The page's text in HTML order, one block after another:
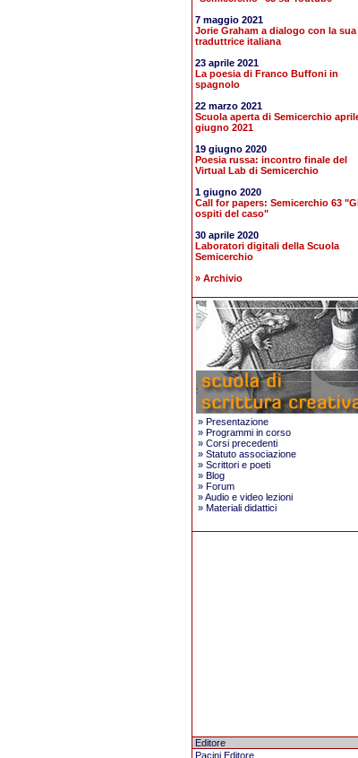
7 maggio 2021
Jorie Graham a dialogo con la sua
traduttrice italiana
23 aprile 2021
La poesia di Franco Buffoni in
spagnolo
22 marzo 2021
Scuola aperta di Semicerchio
giugno 2021
19 giugno 2020
Poesia russa: incontro finale del
Virtual Lab di Semicerchio
1 giugno 2020
Call for papers: Semicerchio 63
ospiti del caso"
30 aprile 2020
Laboratori digitali della Scuola
Semicerchio
» Archivio
» Presentazione
» Programmi in corso
» Corsi precedenti
» Statuto associazione
» Scrittori e poeti
» Blog
» Forum
»Audio e video lezioni
» Materiali didattici
Editore
Pacini Editore